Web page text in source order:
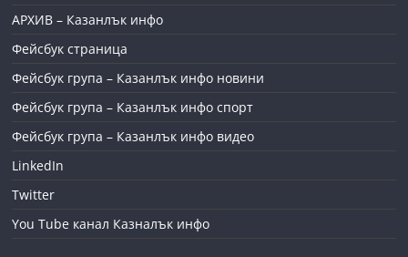
АРХИВ – Казанлък инфо
Фейсбук страница
Фейсбук група – Казанлък инфо новини
Фейсбук група – Казанлък инфо спорт
Фейсбук група – Казанлък инфо видео
LinkedIn
Twitter
You Tube канал Казналък инфо